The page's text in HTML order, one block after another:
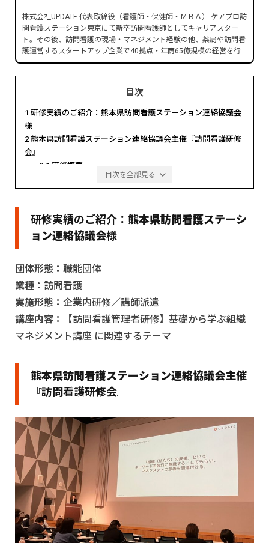
株式会社UPDATE 代表取締役（看護師・保健師・ＭＢＡ） ケアプロ訪
問看護ステーション東京にて新卒訪問看護師としてキャリアスター
ト。その後、訪問看護の現場・マネジメント経験の他、薬局や訪問看
護運営するスタートアップ企業で40拠点・年商65億規模の経営を行
い、上場企業へのグループインを実現。現在は医療職マネジメント人
財を育成するためマネジメントスクールを運営中。
2013年 ケアプロ株式会社入社
2019年 株式会社UPDATE（旧：ヘルスケア共創パートナー株式会
社） 創業 代表取締役（現職）
2021年 GOOD AID株式会社 取締役（事業譲渡により退任）
2023年 セルフケア薬局 取締役（吸収合併により退任）
2023年 まちほけ株式会社 代表取締役（事業譲渡により退任）
■得意領域
採用戦略・体制構築
教育体制構築
■保有資格・学位
看護師
保健師
経営学修士（MBA）
目次
目次を全部見る
1 研修実績のご紹介：熊本県訪問看護ステーション連絡協議会
様
2 熊本県訪問看護ステーション連絡協議会主催『訪問看護研修
会』
2.1 研修概要
3.22.特に印象に残ったテーマは・・・？
3.3 3：もっと詳しく聞きたかったテーマは？
4おわりに
研修実績のご紹介： 熊本県訪問看護ステーシ
ョン連絡協議会様
団体形態： 職能団体
業種： 訪問看護
実施形態： 企業内研修／講師派遣
講座内容：
【訪問看護管理者研修】基礎から学ぶ組織
マネジメント講座 に関連するテーマ
熊本県訪問看護ステーション連絡協議会主催
『訪問看護研修会』